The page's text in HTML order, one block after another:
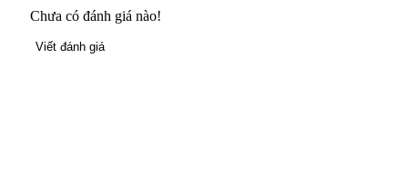
Chưa có đánh giá nào!
Viết đánh giá